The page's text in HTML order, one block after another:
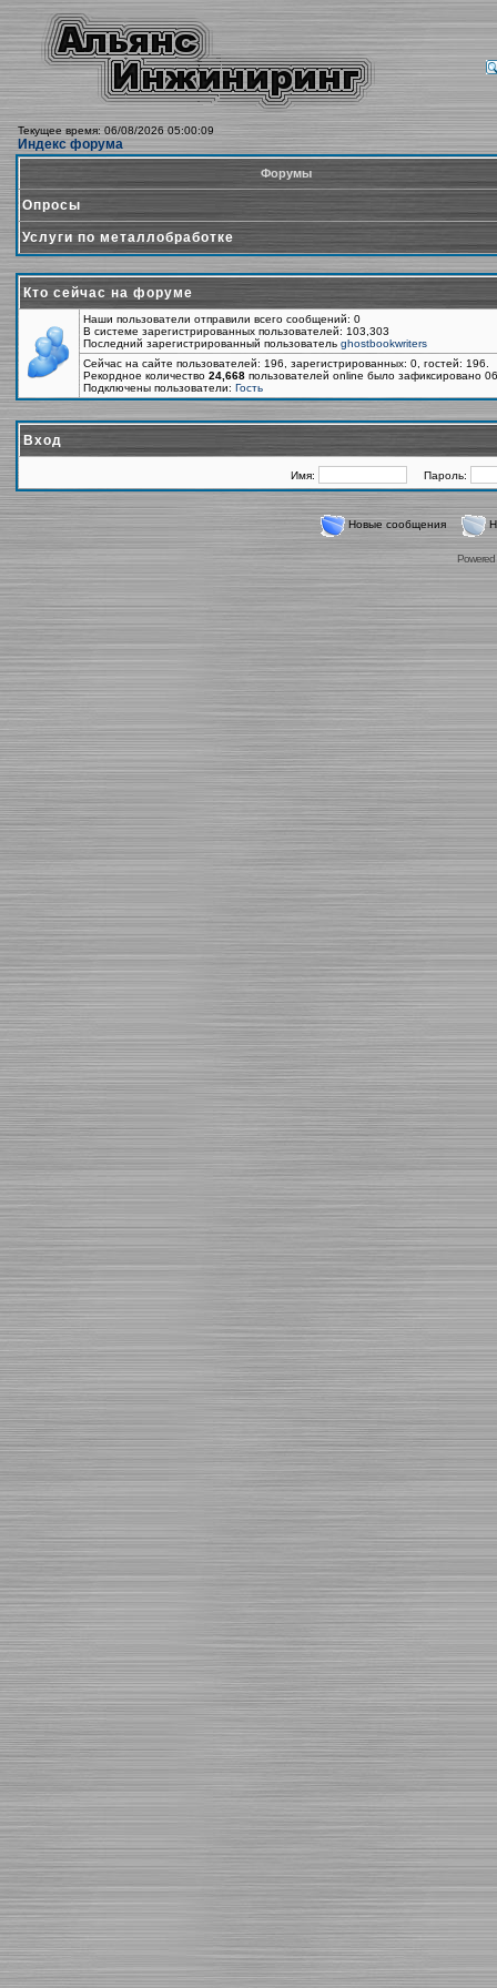
Текущее время: 06/08/2026 05:00:09
Индекс форума
Форумы
Опросы
Услуги по металлобработке
Кто сейчас на форуме
Наши пользователи отправили всего сообщений: 0
В системе зарегистрированных пользователей: 103,303
Последний зарегистрированный пользователь ghostbookwriters
Сейчас на сайте пользователей: 196, зарегистрированных: 0, гостей:
Рекордное количество 24,668 пользователей online было зафиксировано
Подключены пользователи: Гость
Вход
Имя: Пароль:
Новые сообщения